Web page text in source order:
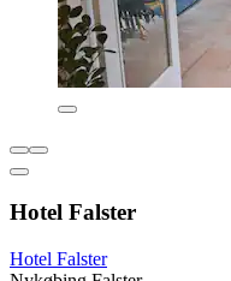
Hotel Falster
Hotel Falster